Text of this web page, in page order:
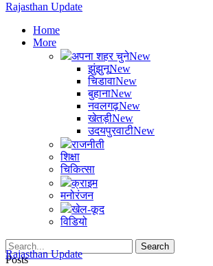
Rajasthan Update
Home
More
अपना शहर चुनेNew
झुंझुनूNew
चिडावाNew
बुहानाNew
नवलगढ़New
खेतड़ीNew
उदयपुरवाटीNew
राजनीती
शिक्षा
चिकित्सा
क्राइम
मनोरंजन
खेल-कूद
विडियो
Posts
Rajasthan Update